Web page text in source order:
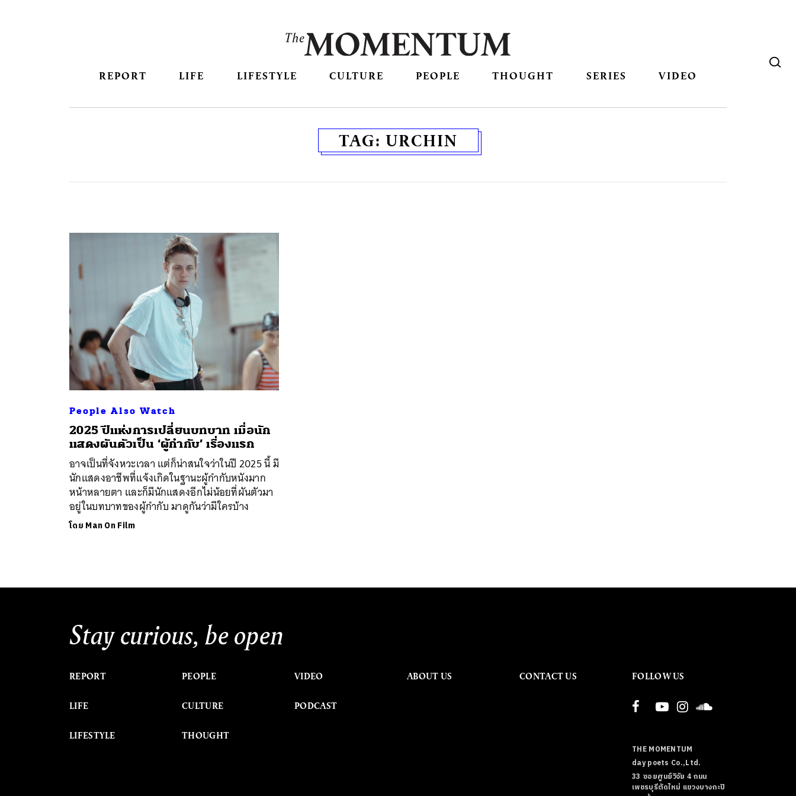
REPORT LIFE LIFESTYLE CULTURE PEOPLE THOUGHT SERIES VIDEO
TAG: URCHIN
People Also Watch
2025 ปีแห่งการเปลี่ยนบทบาท เมื่อนัก
แสดงผันตัวเป็น ‘ผู้กำกับ’ เรื่องแรก
อาจเป็นที่จังหวะเวลา แต่ก็น่าสนใจว่าในปี 2025 นี้ มี
นักแสดงอาชีพที่แจ้งเกิดในฐานะผู้กำกับหนังมาก
หน้าหลายตา และก็มีนักแสดงอีกไม่น้อยที่ผันตัวมา
อยู่ในบทบาทของผู้กำกับ มาดูกันว่ามีใครบ้าง
โดย Man On Film
Stay curious, be open
REPORT
LIFE
LIFESTYLE
PEOPLE
CULTURE
THOUGHT
VIDEO
PODCAST
ABOUT US CONTACT US FOLLOW US
THE MOMENTUM
day poets Co.,Ltd.
33 ซอยศูนย์วิจัย 4 ถนน
เพชรบุรีตัดใหม่ แขวงบางกะปิ